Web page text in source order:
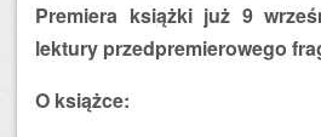
Premiera książki już 9
lektury przedpremierowego
O książce: